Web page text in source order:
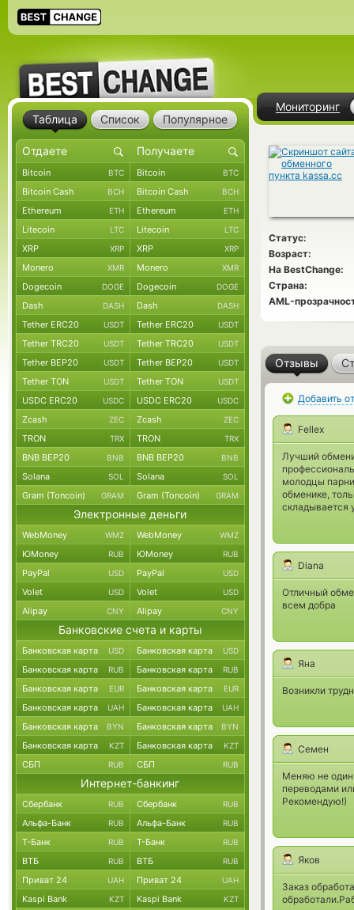
Мониторинг
Статус:
Возраст:
На BestChange:
Страна:
AML-
Отзывы
Добавить
Fellex
Лучший
молодцы
обменике,
складывается
Diana
Отличный
всем добра
Яна
Возникли
Семен
Меняю не один
переводами
Рекомендую!)
Яков
Заказ
Таблица Список Популярное
Bitcoin BTC Bitcoin BTC
Bitcoin Cash BCH Bitcoin Cash BCH
Ethereum ETH Ethereum ETH
Litecoin LTC Litecoin LTC
XRP XRP XRP XRP
Monero XMR Monero XMR
Dogecoin DOGE Dogecoin DOGE
Dash DASH Dash DASH
Tether ERC20 USDT Tether ERC20 USDT
Tether TRC20 USDT Tether TRC20 USDT
Tether BEP20 USDT Tether BEP20 USDT
Tether TON USDT Tether TON USDT
USDC ERC20 USDC USDC ERC20 USDC
Zcash ZEC Zcash ZEC
TRON TRX TRON TRX
BNB BEP20 BNB BNB BEP20 BNB
Solana SOL Solana SOL
Gram (Toncoin) GRAM Gram (Toncoin) GRAM
Электронные деньги
WebMoney WMZ WebMoney WMZ
ЮMoney RUB ЮMoney RUB
PayPal USD PayPal USD
Volet USD Volet USD
Alipay CNY Alipay CNY
Банковские счета и карты
Банковская карта USD Банковская карта USD
Банковская карта RUB Банковская карта RUB
Банковская карта EUR Банковская карта EUR
Банковская карта UAH Банковская карта UAH
Банковская карта BYN Банковская карта BYN
Банковская карта KZT Банковская карта KZT
СБП RUB СБП RUB
Интернет-банкинг
Сбербанк RUB Сбербанк RUB
Альфа-Банк RUB Альфа-Банк RUB
Т-Банк RUB Т-Банк RUB
ВТБ RUB ВТБ RUB
Приват 24 UAH Приват 24 UAH
Kaspi Bank KZT Kaspi Bank KZT